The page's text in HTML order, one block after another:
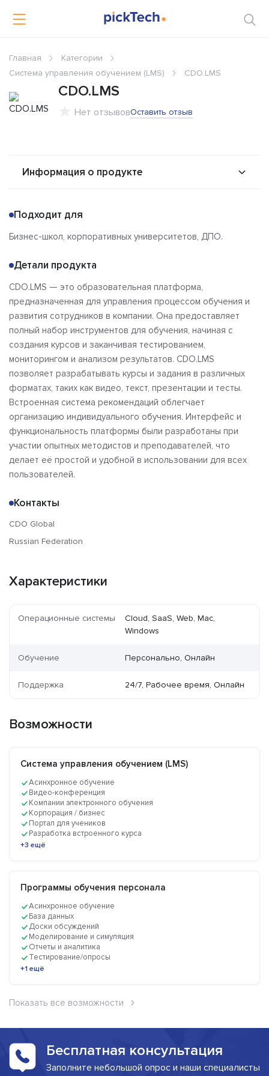
Главная
Категории
Система управления обучением (LMS)
CDO.LMS
CDO.LMS
Нет отзывовОставить отзыв
Информация о продукте
Альтернативы
Отзывы
Подходит для
Бизнес-школ, корпоративных университетов, ДПО.
Детали продукта
CDO.LMS — это образовательная платформа,
предназначенная для управления процессом обучения и
развития сотрудников в компании. Она предоставляет
полный набор инструментов для обучения, начиная с
создания курсов и заканчивая тестированием,
мониторингом и анализом результатов. CDO.LMS
позволяет разрабатывать курсы и задания в различных
форматах, таких как видео, текст, презентации и тесты.
Встроенная система рекомендаций облегчает
организацию индивидуального обучения. Интерфейс и
функциональность платформы были разработаны при
участии опытных методистов и преподавателей, что
делает её простой и удобной в использовании для всех
пользователей.
Контакты
CDO Global
Russian Federation
Характеристики
Операционные системы
Cloud, SaaS, Web, Mac,
Windows
Обучение Персонально, Онлайн
Поддержка 24/7, Рабочее время, Онлайн
Возможности
Система управления обучением (LMS)
Асинхронное обучение
Видео-конференция
Компании электронного обучения
Корпорация / бизнес
Портал для учеников
Разработка встроенного курса
+3 ещё
Программы обучения персонала
Асинхронное обучение
База данных
Доски обсуждений
Моделирование и симуляция
Отчеты и аналитика
Тестирование/опросы
+1 ещё
Показать все возможности
Бесплатная консультация
Заполните небольшой опрос и наши специалисты